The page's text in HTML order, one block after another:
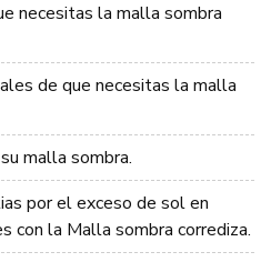
necesitas la malla sombra
de que necesitas la malla
malla sombra.
por el exceso de sol en
con la Malla sombra corrediza.